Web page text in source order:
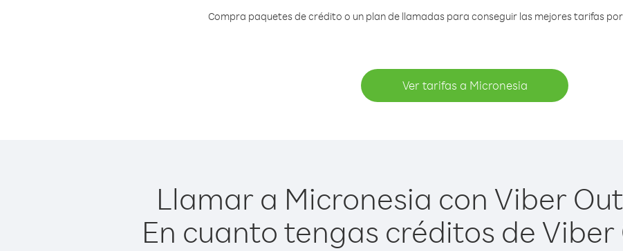
Compra paquetes de crédito o un plan de llamadas para conseguir las mejores tarifas
Ver tarifas a Micronesia
Llamar a Micronesia con Viber
En cuanto tengas créditos de